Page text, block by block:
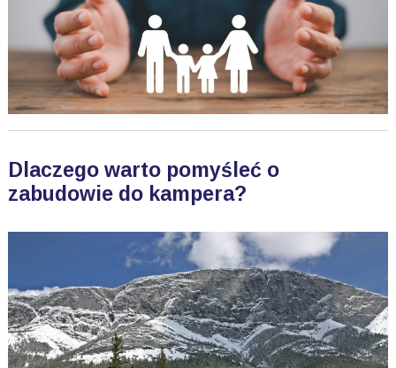
Dlaczego warto pomyśleć o
zabudowie do kampera?